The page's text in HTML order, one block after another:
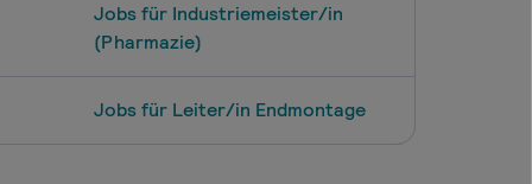
Jobs für Industriemeister/in
(Pharmazie)
Jobs für Leiter/in Endmontage